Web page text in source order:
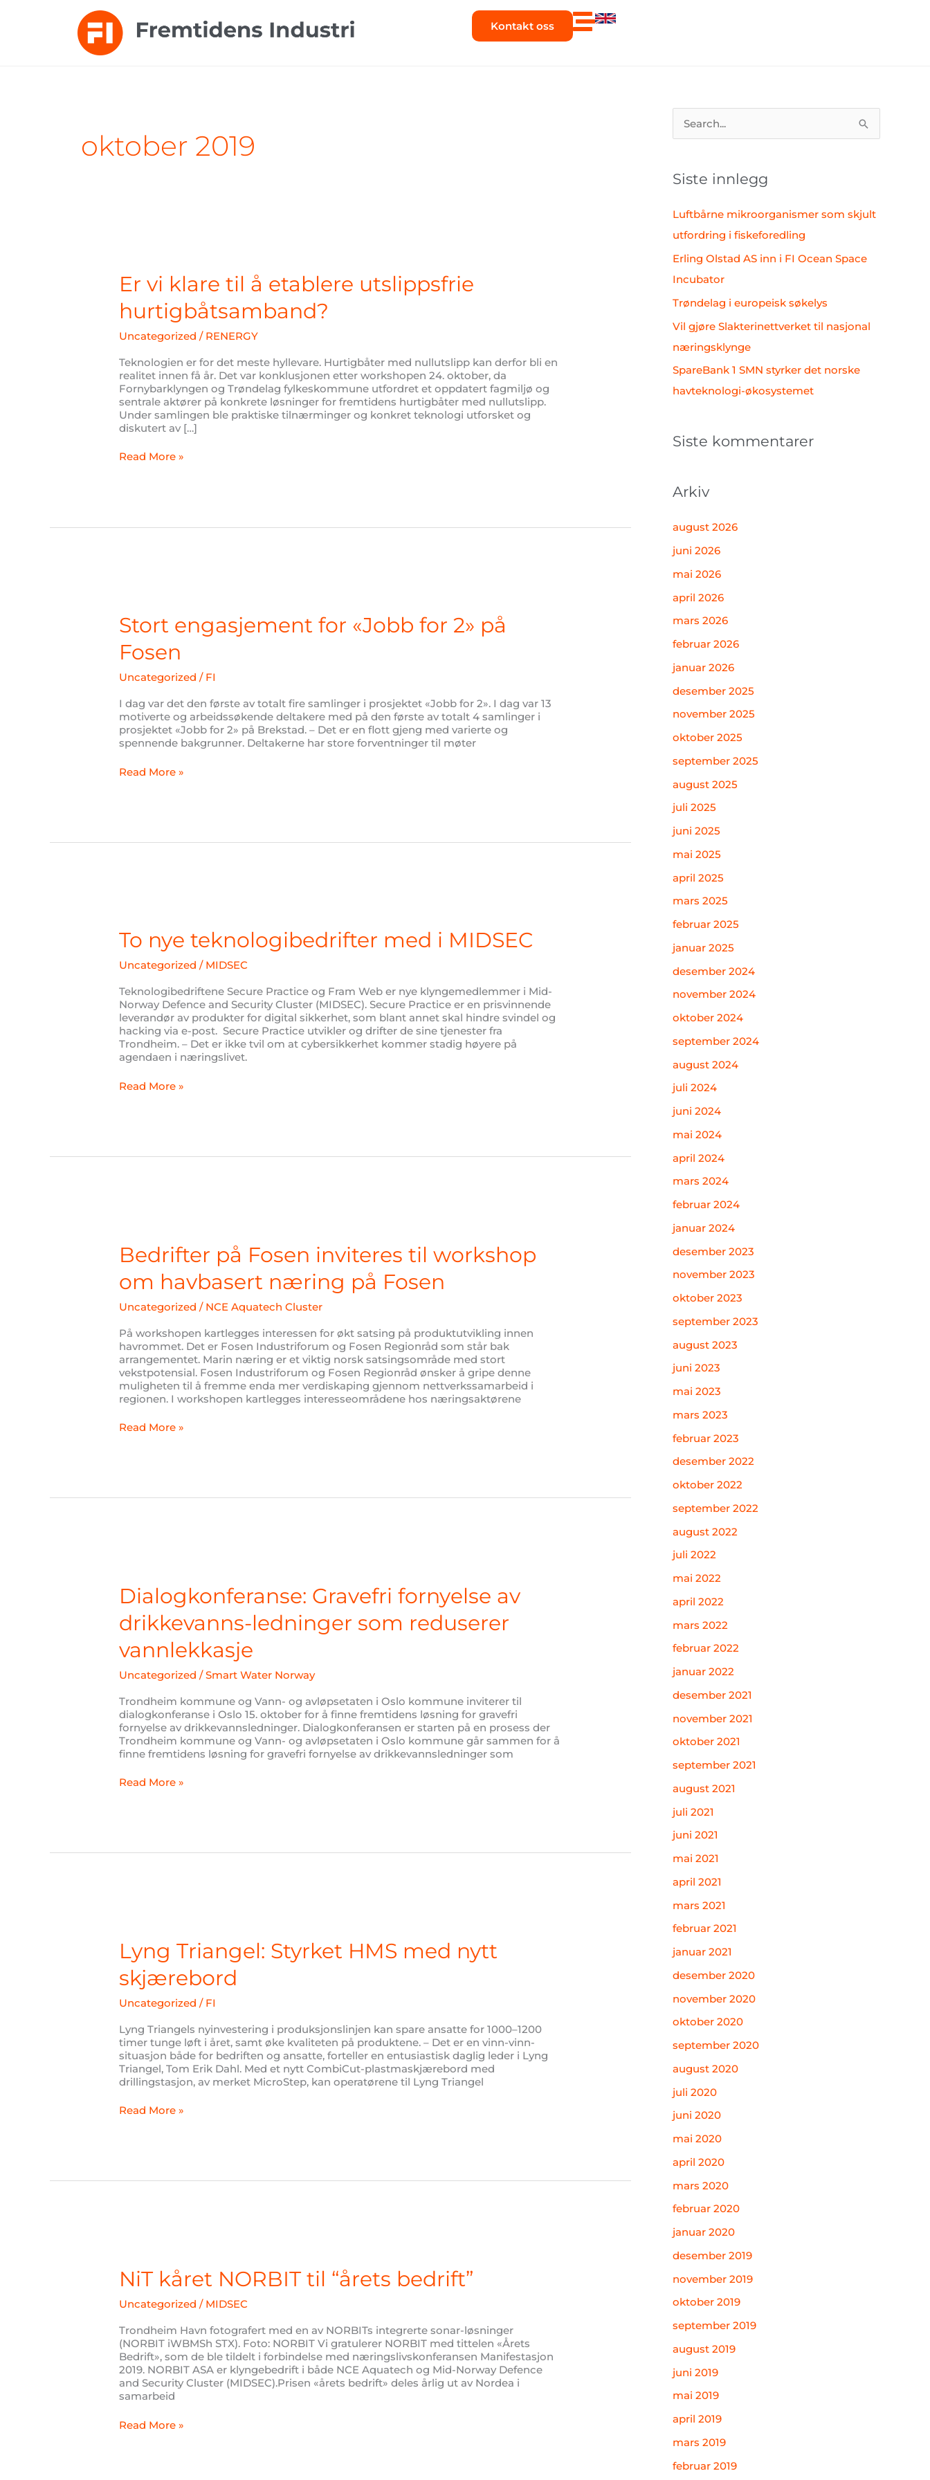
Kontakt oss
oktober 2019
Er vi klare til å etablere utslippsfrie
hurtigbåtsamband?
Uncategorized / RENERGY
Teknologien er for det meste hyllevare. Hurtigbåter med nullutslipp kan derfor bli en
realitet innen få år. Det var konklusjonen etter workshopen 24. oktober, da
Fornybarklyngen og Trøndelag fylkeskommune utfordret et oppdatert fagmiljø og
sentrale aktører på konkrete løsninger for fremtidens hurtigbåter med nullutslipp.
Under samlingen ble praktiske tilnærminger og konkret teknologi utforsket og
diskutert av […]
klare
til
å
etablere
utslippsfrie
hurtigbåtsamband?
Read More »
Stort engasjement for «Jobb for 2» på
Fosen
Uncategorized / FI
I dag var det den første av totalt fire samlinger i prosjektet «Jobb for 2». I dag var 13
motiverte og arbeidssøkende deltakere med på den første av totalt 4 samlinger i
prosjektet «Jobb for 2» på Brekstad. – Det er en flott gjeng med varierte og
spennende bakgrunner. Deltakerne har store forventninger til møter
for
«Jobb
2»
Fosen
Read More »
To nye teknologibedrifter med i MIDSEC
Uncategorized / MIDSEC
Teknologibedriftene Secure Practice og Fram Web er nye klyngemedlemmer i Mid-
Norway Defence and Security Cluster (MIDSEC). Secure Practice er en prisvinnende
leverandør av produkter for digital sikkerhet, som blant annet skal hindre svindel og
hacking via e-post. Secure Practice utvikler og drifter de sine tjenester fra
Trondheim. – Det er ikke tvil om at cybersikkerhet kommer stadig høyere på
agendaen i næringslivet.
teknologibedrifter
med
MIDSEC
Read More »
Bedrifter på Fosen inviteres til workshop
om havbasert næring på Fosen
Uncategorized / NCE Aquatech Cluster
På workshopen kartlegges interessen for økt satsing på produktutvikling innen
havrommet. Det er Fosen Industriforum og Fosen Regionråd som står bak
arrangementet. Marin næring er et viktig norsk satsingsområde med stort
vekstpotensial. Fosen Industriforum og Fosen Regionråd ønsker å gripe denne
muligheten til å fremme enda mer verdiskaping gjennom nettverkssamarbeid i
regionen. I workshopen kartlegges interesseområdene hos næringsaktørene
Fosen
inviteres
workshop
havbasert
på
Fosen
Read More »
Dialogkonferanse: Gravefri fornyelse av
drikkevanns-ledninger som reduserer
vannlekkasje
Uncategorized /Smart Water Norway
Trondheim kommune og Vann- og avløpsetaten i Oslo kommune inviterer til
dialogkonferanse i Oslo 15. oktober for å finne fremtidens løsning for gravefri
fornyelse av drikkevannsledninger. Dialogkonferansen er starten på en prosess der
Trondheim kommune og Vann- og avløpsetaten i Oslo kommune går sammen for å
finne fremtidens løsning for gravefri fornyelse av drikkevannsledninger som
fornyelse
av
drikkevanns-
ledninger
reduserer
Read More »
Lyng Triangel: Styrket HMS med nytt
skjærebord
Uncategorized / FI
Lyng Triangels nyinvestering i produksjonslinjen kan spare ansatte for 1000–1200
timer tunge løft i året, samt øke kvaliteten på produktene. – Det er en vinn-vinn-
situasjon både for bedriften og ansatte, forteller en entusiastisk daglig leder i Lyng
Triangel, Tom Erik Dahl. Med et nytt CombiCut-plastmaskjærebord med
drillingstasjon, av merket MicroStep, kan operatørene til Lyng Triangel
Styrket
HMS
med
nytt
skjærebord
Read More »
NiT kåret NORBIT til “årets bedrift”
Uncategorized / MIDSEC
Trondheim Havn fotografert med en av NORBITs integrerte sonar-løsninger
(NORBIT iWBMSh STX). Foto: NORBIT Vi gratulerer NORBIT med tittelen «Årets
Bedrift», som de ble tildelt i forbindelse med næringslivskonferansen Manifestasjon
2019. NORBIT ASA er klyngebedrift i både NCE Aquatech og Mid-Norway Defence
and Security Cluster (MIDSEC).Prisen «årets bedrift» deles årlig ut av Nordea i
samarbeid
NORBIT
til
bedrift”
Read More »
t
t
Siste innlegg
Luftbårne mikroorganismer som skjult
utfordring i fiskeforedling
Erling Olstad AS inn i FI Ocean Space
Incubator
Trøndelag i europeisk søkelys
Vil gjøre Slakterinettverket til nasjonal
næringsklynge
SpareBank 1 SMN styrker det norske
havteknologi-økosystemet
Siste kommentarer
Arkiv
august 2026
juni 2026
mai 2026
april 2026
mars 2026
februar 2026
januar 2026
desember 2025
november 2025
oktober 2025
september 2025
august 2025
juli 2025
juni 2025
mai 2025
april 2025
mars 2025
februar 2025
januar 2025
desember 2024
november 2024
oktober 2024
september 2024
august 2024
juli 2024
juni 2024
mai 2024
april 2024
mars 2024
februar 2024
januar 2024
desember 2023
november 2023
oktober 2023
september 2023
august 2023
juni 2023
mai 2023
mars 2023
februar 2023
desember 2022
oktober 2022
september 2022
august 2022
juli 2022
mai 2022
april 2022
mars 2022
februar 2022
januar 2022
desember 2021
november 2021
oktober 2021
september 2021
august 2021
juli 2021
juni 2021
mai 2021
april 2021
mars 2021
februar 2021
januar 2021
desember 2020
november 2020
oktober 2020
september 2020
august 2020
juli 2020
juni 2020
mai 2020
april 2020
mars 2020
februar 2020
januar 2020
desember 2019
november 2019
oktober 2019
september 2019
august 2019
juni 2019
mai 2019
april 2019
mars 2019
februar 2019